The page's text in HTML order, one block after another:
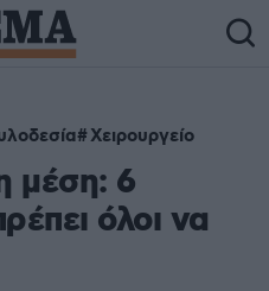
Χειρουργείο
μέση: 6
όλοι να